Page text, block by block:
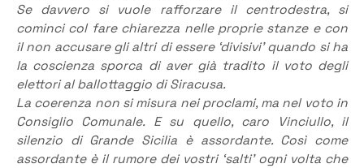
Se davvero si vuole rafforzare il centrodestra, si
cominci col fare chiarezza nelle proprie stanze e con
il non accusare gli altri di essere ‘divisivi’ quando si ha
la coscienza sporca di aver già tradito il voto degli
elettori al ballottaggio di Siracusa.
La coerenza non si misura nei proclami, ma nel voto in
Consiglio Comunale. E su quello, caro Vinciullo, il
silenzio di Grande Sicilia è assordante. Così come
assordante è il rumore dei vostri ‘salti’ ogni volta che